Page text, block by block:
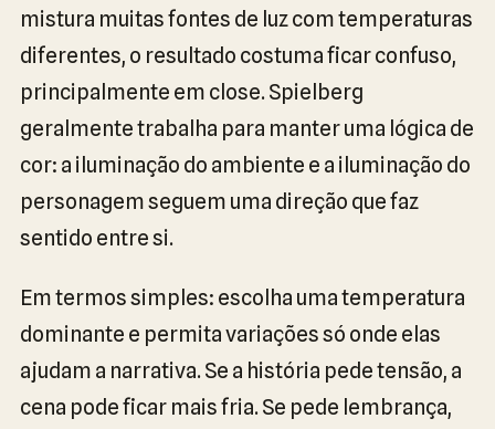
mistura muitas fontes de luz com temperaturas
diferentes, o resultado costuma ficar confuso,
principalmente em close. Spielberg
geralmente trabalha para manter uma lógica de
cor: a iluminação do ambiente e a iluminação do
personagem seguem uma direção que faz
sentido entre si.
Em termos simples: escolha uma temperatura
dominante e permita variações só onde elas
ajudam a narrativa. Se a história pede tensão, a
cena pode ficar mais fria. Se pede lembrança,